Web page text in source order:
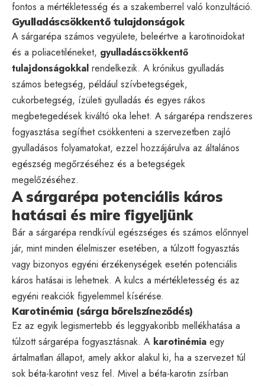
fontos a mértékletesség és a szakemberrel való konzultáció.
Gyulladáscsökkentő tulajdonságok
A sárgarépa számos vegyülete, beleértve a karotinoidokat
és a poliacetiléneket, gyulladáscsökkentő
tulajdonságokkal rendelkezik. A krónikus gyulladás
számos betegség, például szívbetegségek,
cukorbetegség, ízületi gyulladás és egyes rákos
megbetegedések kiváltó oka lehet. A sárgarépa rendszeres
fogyasztása segíthet csökkenteni a szervezetben zajló
gyulladásos folyamatokat, ezzel hozzájárulva az általános
egészség megőrzéséhez és a betegségek
megelőzéséhez.
A sárgarépa potenciális káros
hatásai és mire figyeljünk
Bár a sárgarépa rendkívül egészséges és számos előnnyel
jár, mint minden élelmiszer esetében, a túlzott fogyasztás
vagy bizonyos egyéni érzékenységek esetén potenciális
káros hatásai is lehetnek. A kulcs a mértékletesség és az
egyéni reakciók figyelemmel kísérése.
Karotinémia (sárga bőrelszíneződés)
Ez az egyik legismertebb és leggyakoribb mellékhatása a
túlzott sárgarépa fogyasztásnak. A karotinémia egy
ártalmatlan állapot, amely akkor alakul ki, ha a szervezet túl
sok béta-karotint vesz fel. Mivel a béta-karotin zsírban